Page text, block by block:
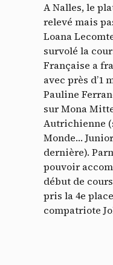
A Nalles, le
relevé mais
Loana
survolé la
Française a
avec près d’1
Pauline
sur Mona
Autrichienne
Monde…
dernière).
pouvoir
début de
pris la 4e
compatriote